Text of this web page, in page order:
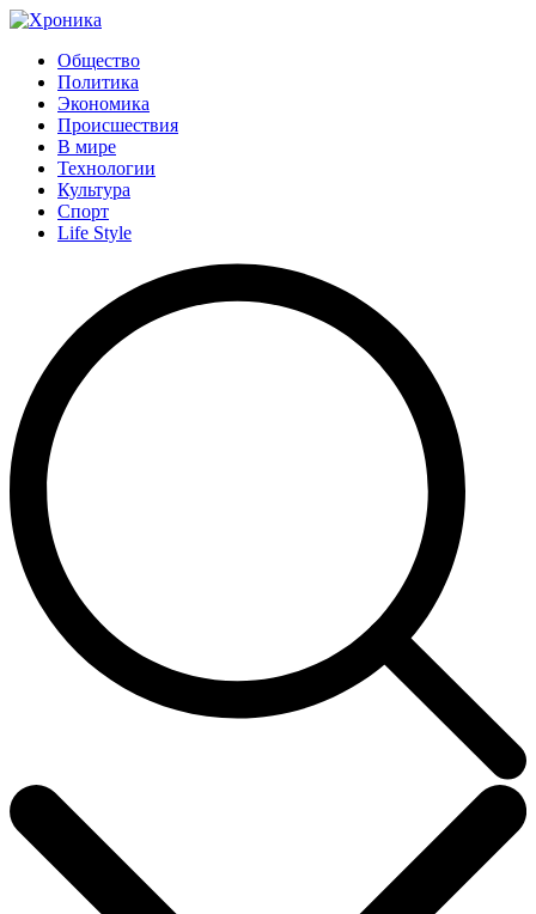
Общество
Политика
Экономика
Происшествия
В мире
Технологии
Культура
Спорт
Life Style